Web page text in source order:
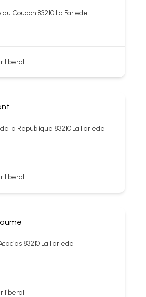
Coudon 83210 La Farlede
liberal
la Republique 83210 La Farlede
liberal
83210 La Farlede
liberal